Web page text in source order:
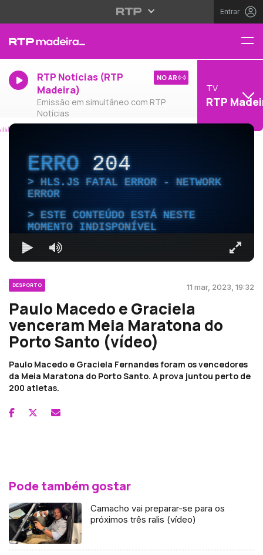
Entrar
RTP Notícias (RTP
Madeira)
Emissão em simultâneo com RTP
Notícias
NO AR
TV
RTP
ERRO204
HLS.JS FATAL ERROR - NETWORK
ERROR
ESTE CONTEÚDO ESTÁ NESTE
MOMENTO INDISPONÍVEL
DESPORTO 11 mar, 2023, 19:32
Paulo Macedo e Graciela
venceram Meia Maratona do
Porto Santo (vídeo)
Paulo Macedo e Graciela Fernandes foram os vencedores
da Meia Maratona do Porto Santo. A prova juntou perto de
200 atletas.
Pode também gostar
Camacho vai preparar-se para os
próximos três ralis (vídeo)